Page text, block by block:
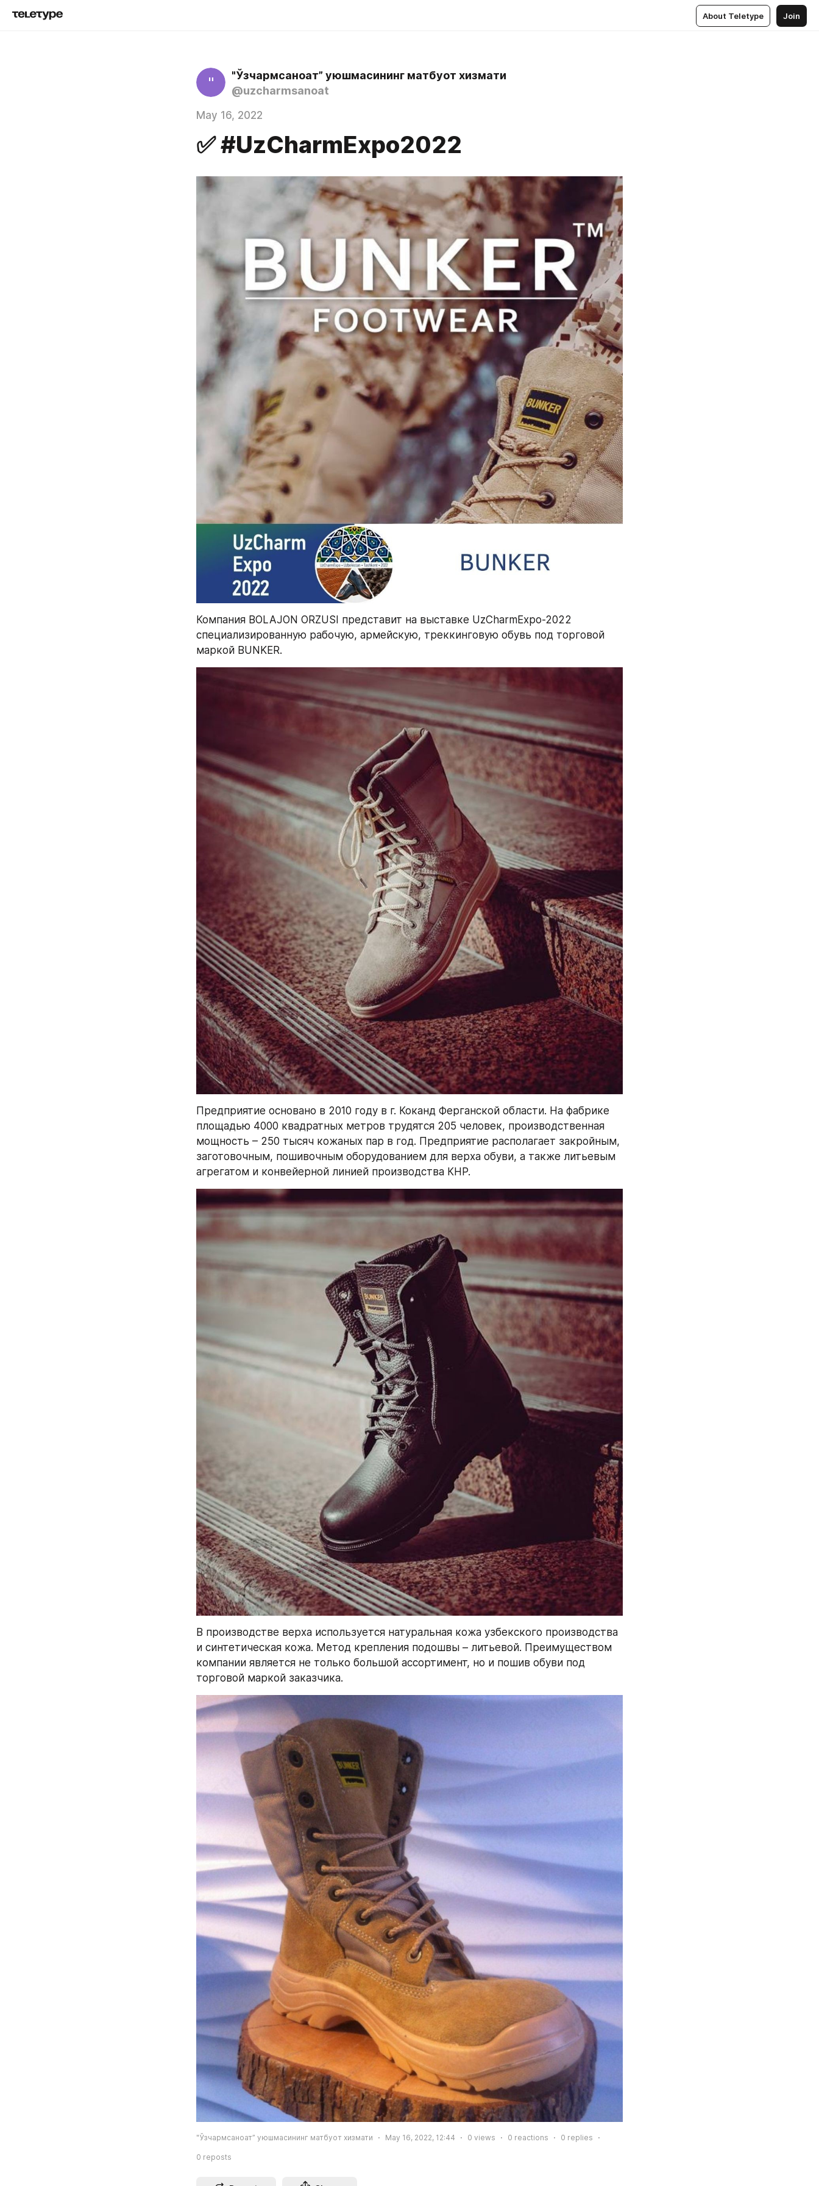
About Teletype Join
"
"Ўзчармсаноат” уюшмасининг матбуот хизмати
@uzcharmsanoat
May 16, 2022
✅ #UzCharmExpo2022
Компания BOLAJON ORZUSI представит на выставке UzCharmExpo-2022
специализированную рабочую, армейскую, треккинговую обувь под торговой
маркой BUNKER.
Предприятие основано в 2010 году в г. Коканд Ферганской области. На фабрике
площадью 4000 квадратных метров трудятся 205 человек, производственная
мощность – 250 тысяч кожаных пар в год. Предприятие располагает закройным,
заготовочным, пошивочным оборудованием для верха обуви, а также литьевым
агрегатом и конвейерной линией производства КНР.
В производстве верха используется натуральная кожа узбекского производства
и синтетическая кожа. Метод крепления подошвы – литьевой. Преимуществом
компании является не только большой ассортимент, но и пошив обуви под
торговой маркой заказчика.
"Ўзчармсаноат” уюшмасининг матбуот хизмати May 16, 2022, 12:44 0 views 0 reactions 0 replies
0 reposts